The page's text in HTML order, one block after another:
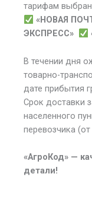
тарифам
«НОВАЯ
ЭКСПРЕСС»
В течении дня
товарно-
дате прибытия
Срок доставки
населенного
перевозчика
«АгроКод» —
детали!